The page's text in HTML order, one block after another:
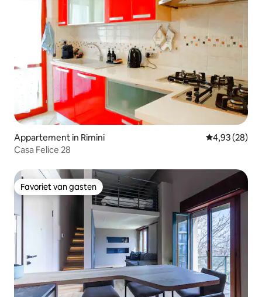
Appartement in Rimini Gemiddelde
4,93 (28)
Casa Felice 28
Favoriet van gasten
Favoriet van gasten